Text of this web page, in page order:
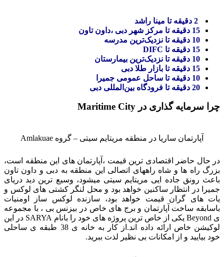
15 دقیقه تا مرکز شهر دبی ،داون تاون
10 دقیقه تا نزدیک‌ترین مدرسه
15 دقیقه تا DIFC
10 دقیقه تا نزدیک‌ترین بیمارستان
15 دقیقه تا بازار طلا دبی
10 دقیقه تا ساحل عمومی جمیرا
20 دقیقه تا فرودگاه بین‌المللی دبی
چرا سرمایه گذاری در Maritime City
آپارتمان ساریا در منطقه مریتایم سیتی – گروه Amlakuae
در حال حاضر اقتصادی ترین قیمت ،آپارتمان های این منطقه است،
بزرگ راه ها و شاه راههای اتصالی این منطقه به دبی و داون تاون
باعث رونق جاده ایی مریتایم سیتی میشود، وسیع ترین دید دریای
جمیرا در انتظار ساکنین خواهد بود و محل لنگر کشتی های لوکس و
یات های گران قیمت خواهد بود، سازنده لوکس ساز اومنیات
باسابقه ساخت آپارتمان و برج های خاص در بیزنس بی ، با مجموعه
ی Beyond یکی از خاص ترین پروژه های خود را بانام SARYA در این
لوکیشن خاص ارائه داده اند.از کار به خانه ی 38 طبقه ی ساحلی
خود بیایید و از امکانات بی نظیر لذت ببرید.